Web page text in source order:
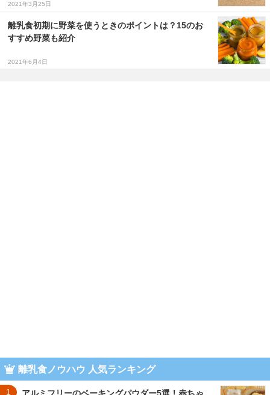
2021年3月25日
離乳食初期に野菜を使うときのポイントは？15のお
すすめ野菜も紹介
2021年6月4日
離乳食ノウハウ 人気ランキング
1